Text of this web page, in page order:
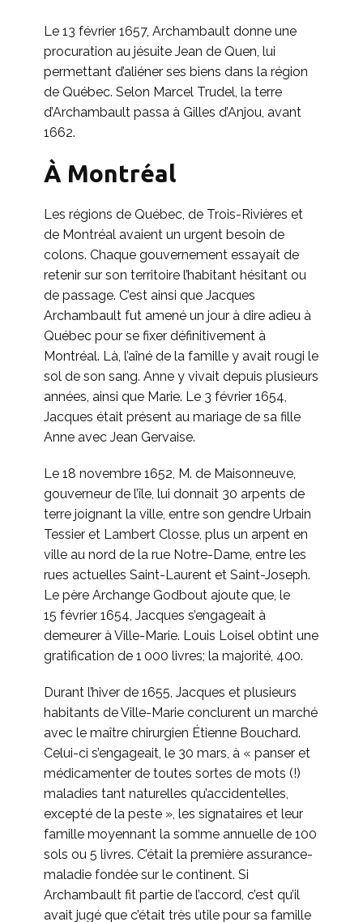
Le 13 février 1657, Archambault donne une
procuration au jésuite Jean de Quen, lui
permettant d’aliéner ses biens dans la région
de Québec. Selon Marcel Trudel, la terre
d’Archambault passa à Gilles d’Anjou, avant
1662.
À Montréal
Les régions de Québec, de Trois-Rivières et
de Montréal avaient un urgent besoin de
colons. Chaque gouvernement essayait de
retenir sur son territoire l’habitant hésitant ou
de passage. C’est ainsi que Jacques
Archambault fut amené un jour à dire adieu à
Québec pour se fixer définitivement à
Montréal. Là, l’aîné de la famille y avait rougi le
sol de son sang. Anne y vivait depuis plusieurs
années, ainsi que Marie. Le 3 février 1654,
Jacques était présent au mariage de sa fille
Anne avec Jean Gervaise.
Le 18 novembre 1652, M. de Maisonneuve,
gouverneur de l’île, lui donnait 30 arpents de
terre joignant la ville, entre son gendre Urbain
Tessier et Lambert Closse, plus un arpent en
ville au nord de la rue Notre-Dame, entre les
rues actuelles Saint-Laurent et Saint-Joseph.
Le père Archange Godbout ajoute que, le
15 février 1654, Jacques s’engageait à
demeurer à Ville-Marie. Louis Loisel obtint une
gratification de 1 000 livres; la majorité, 400.
Durant l’hiver de 1655, Jacques et plusieurs
habitants de Ville-Marie conclurent un marché
avec le maître chirurgien Étienne Bouchard.
Celui-ci s’engageait, le 30 mars, à « panser et
médicamenter de toutes sortes de mots (!)
maladies tant naturelles qu’accidentelles,
excepté de la peste », les signataires et leur
famille moyennant la somme annuelle de 100
sols ou 5 livres. C’était la première assurance-
maladie fondée sur le continent. Si
Archambault fit partie de l’accord, c’est qu’il
avait jugé que c’était très utile pour sa famille